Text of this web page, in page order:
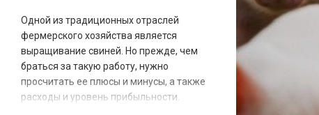
Одной из традиционных отраслей
фермерского хозяйства является
выращивание свиней. Но прежде, чем
браться за такую работу, нужно
просчитать ее плюсы и минусы, а также
расходы и уровень прибыльности.